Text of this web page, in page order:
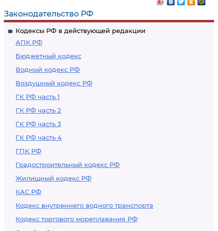
Законодательство РФ
Кодексы РФ в действующей редакции
АПК РФ
Бюджетный кодекс
Водный кодекс РФ
Воздушный кодекс РФ
ГК РФ часть 1
ГК РФ часть 2
ГК РФ часть 3
ГК РФ часть 4
ГПК РФ
Градостроительный кодекс РФ
Жилищный кодекс РФ
КАС РФ
Кодекс внутреннего водного транспорта
Кодекс торгового мореплавания РФ